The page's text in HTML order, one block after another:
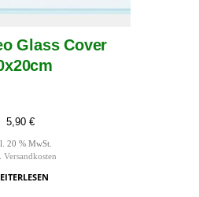
Glass Cover
5,90 €
20 % MwSt.
Versandkosten